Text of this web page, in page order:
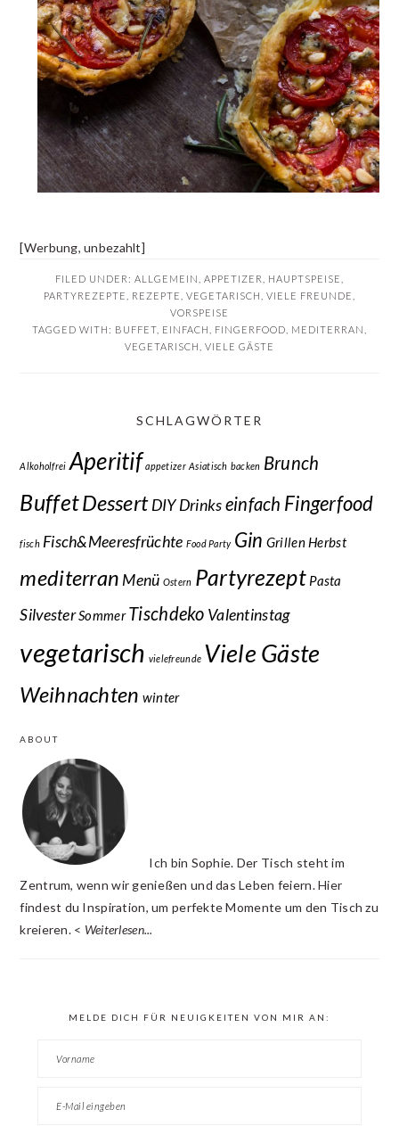
[Werbung, unbezahlt]
FILED UNDER: ALLGEMEIN APPETIZER HAUPTSPEISE
PARTYREZEPTE
REZEPTE VEGETARISCH VIELE FREUNDE
VORSPEISE
TAGGED WITH: BUFFET EINFACH FINGERFOOD MEDITERRAN
VEGETARISCH
VIELE GÄSTE
SCHLAGWÖRTER
Alkoholfrei Aperitif appetizer Asiatisch backen Brunch
BuffetDessert DIY Drinkseinfach Fingerfood
fisch Fisch&Meeresfrüchte Food Party Gin GrillenHerbst
mediterran Menü Ostern Partyrezept Pasta
SilvesterSommer Tischdeko Valentinstag
vegetarisch vielefreunde Viele Gäste
Weihnachten winter
SIDEBAR
ABOUT
Ich bin Sophie. Der Tisch steht im
Zentrum, wenn wir genießen und das Leben feiern. Hier
findest du Inspiration, um perfekte Momente um den Tisch zu
kreieren. < Weiterlesen...
MELDE DICH FÜR NEUIGKEITEN VON MIR AN: